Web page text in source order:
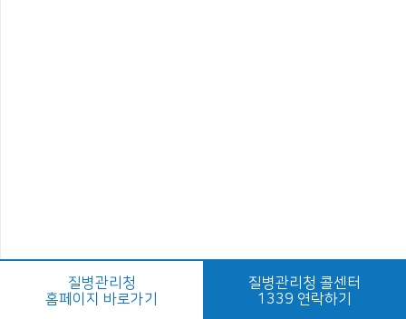
질병관리청
홈페이지 바로가기
질병관리청 콜센터
1339 연락하기